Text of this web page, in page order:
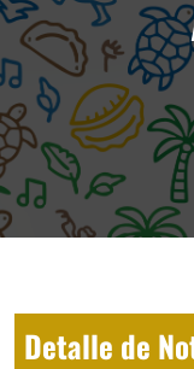
Detalle de